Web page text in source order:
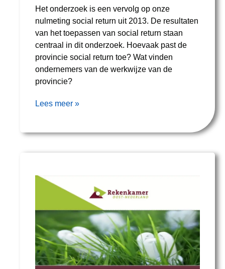
Het onderzoek is een vervolg op onze
nulmeting social return uit 2013. De resultaten
van het toepassen van social return staan
centraal in dit onderzoek. Hoevaak past de
provincie social return toe? Wat vinden
ondernemers van de werkwijze van de
provincie?
Lees meer »